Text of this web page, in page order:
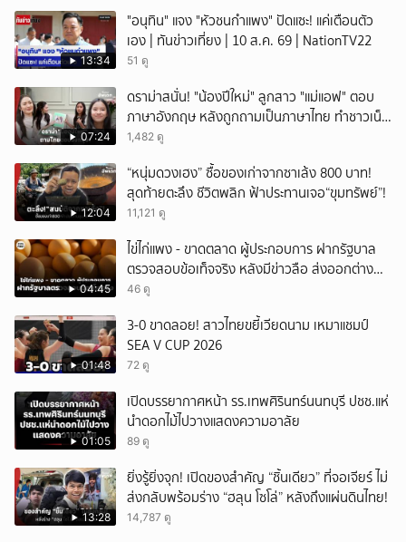
13:34
"อนุทิน" แจง "หัวชนกำแพง" ปัดแซะ! แค่เตือนตัว
เอง | ทันข่าวเที่ยง | 10 ส.ค. 69 | NationTV22
51 ดู
07:24
ดราม่าสนั่น! "น้องปีใหม่" ลูกสาว "แม่แอฟ" ตอบ
ภาษาอังกฤษ หลังถูกถามเป็นภาษาไทย ทำชาวเน็ต
ถกสนั่น!
1,482 ดู
12:04
“หนุ่มดวงเฮง” ซื้อของเก่าจากซาเล้ง 800 บาท!
สุดท้ายตะลึง ชีวิตพลิก ฟ้าประทานเจอ“ขุมทรัพย์”!
11,121 ดู
04:45
ไข่ไก่แพง - ขาดตลาด ผู้ประกอบการ ฝากรัฐบาล
ตรวจสอบข้อเท็จจริง หลังมีข่าวลือ ส่งออกต่าง
ประเทศ
46 ดู
01:48
3-0 ขาดลอย! สาวไทยขยี้เวียดนาม เหมาแชมป์
SEA V CUP 2026
72 ดู
01:05
เปิดบรรยากาศหน้า รร.เทพศิรินทร์นนทบุรี ปชช.แห่
นำดอกไม้ไปวางแสดงความอาลัย
89 ดู
13:28
ยิ่งรู้ยิ่งจุก! เปิดของสำคัญ “ชิ้นเดียว” ที่จอเจียร์ ไม่
ส่งกลับพร้อมร่าง “ฮลุน โซโล่” หลังถึงแผ่นดินไทย!
14,787 ดู